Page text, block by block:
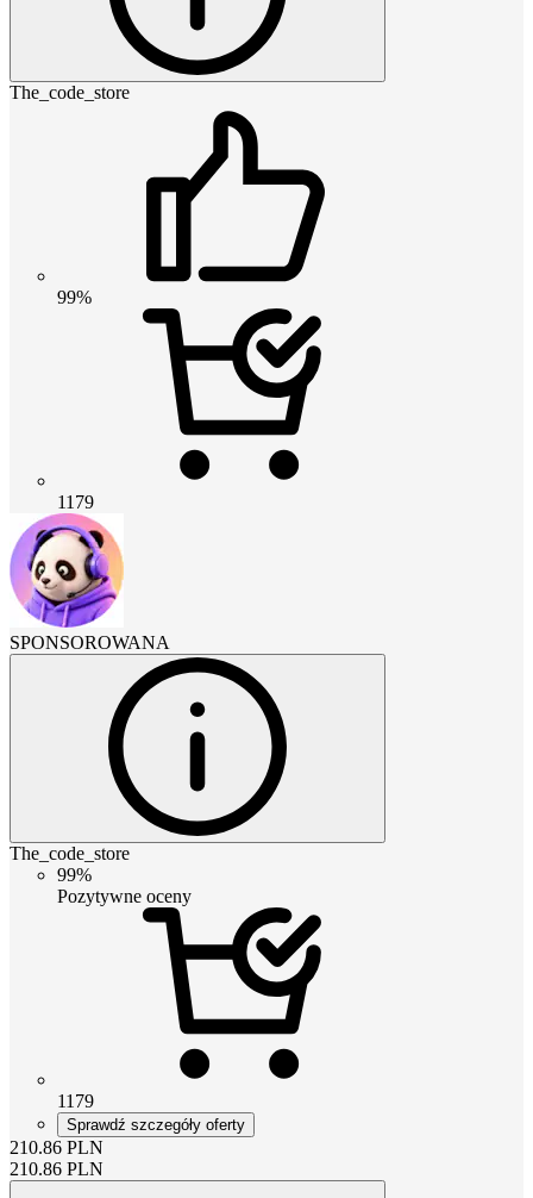
The_code_store
99%
1179
SPONSOROWANA
The_code_store
99%
Pozytywne oceny
1179
Sprawdź szczegóły oferty
210.86 PLN
210.86 PLN